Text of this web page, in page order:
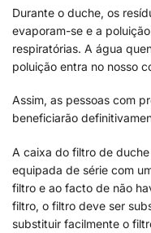
Durante o duche, os
evaporam-se e a
respiratórias. A água
poluição entra no nosso
Assim, as pessoas com
beneficiarão
A caixa do filtro de
equipada de série com
filtro e ao facto de não
filtro, o filtro deve ser
substituir facilmente o